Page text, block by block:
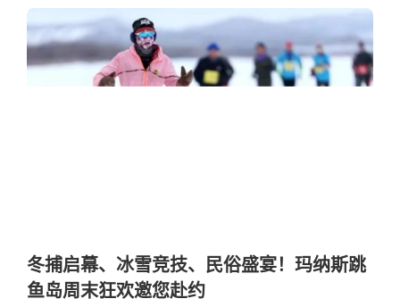
冬捕启幕、冰雪竞技、民俗盛宴！玛纳斯跳
鱼岛周末狂欢邀您赴约